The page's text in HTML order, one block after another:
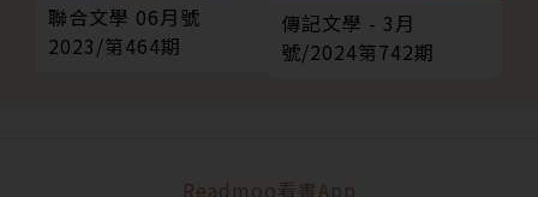
聯合文學 06月號
2023/第464期
傳記文學 - 3月
號/2024第742期
Readmoo看書App